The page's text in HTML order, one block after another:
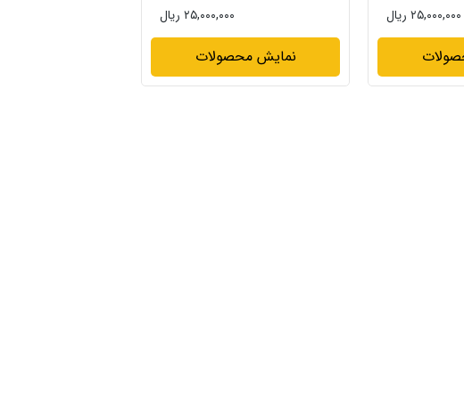
۲۵,۰۰۰,۰۰۰ ریال ۲۵,۰۰۰,۰۰۰ ریال
نمایش محصولات